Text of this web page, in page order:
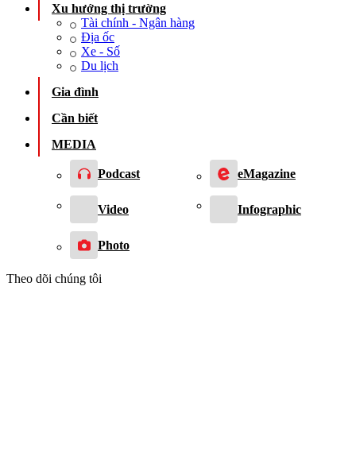
Xu hướng thị trường
Tài chính - Ngân hàng
Địa ốc
Xe - Số
Du lịch
Gia đình
Cần biết
MEDIA
Podcast eMagazine
Video Infographic
Photo
Theo dõi chúng tôi